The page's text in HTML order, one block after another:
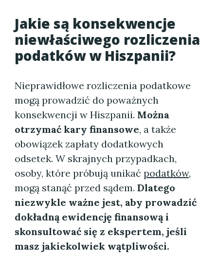
Jakie są konsekwencje
niewłaściwego rozliczenia
podatków w Hiszpanii?
Nieprawidłowe rozliczenia podatkowe
mogą prowadzić do poważnych
konsekwencji w Hiszpanii. Można
otrzymać kary finansowe, a także
obowiązek zapłaty dodatkowych
odsetek. W skrajnych przypadkach,
osoby, które próbują unikać podatków,
mogą stanąć przed sądem. Dlatego
niezwykle ważne jest, aby prowadzić
dokładną ewidencję finansową i
skonsultować się z ekspertem, jeśli
masz jakiekolwiek wątpliwości.